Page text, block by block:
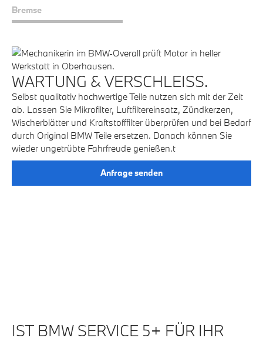
Bremse
WARTUNG & VERSCHLEISS.
Selbst qualitativ hochwertige Teile nutzen sich mit der Zeit
ab. Lassen Sie Mikrofilter, Luftfiltereinsatz, Zündkerzen,
Wischerblätter und Kraftstofffilter überprüfen und bei Bedarf
durch Original BMW Teile ersetzen. Danach können Sie
wieder ungetrübte Fahrfreude genießen.t
Anfrage senden
IST BMW SERVICE 5+ FÜR IHR